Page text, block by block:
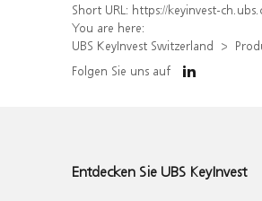
Short URL: https://keyinvest-ch.ubs.com/produkt/detail/
You are here:
UBS KeyInvest Switzerland
Folgen Sie uns auf
Entdecken Sie UBS KeyInvest